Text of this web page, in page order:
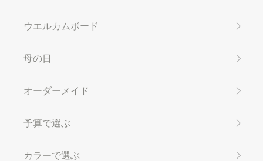
ウエルカムボード
母の日
オーダーメイド
予算で選ぶ
カラーで選ぶ